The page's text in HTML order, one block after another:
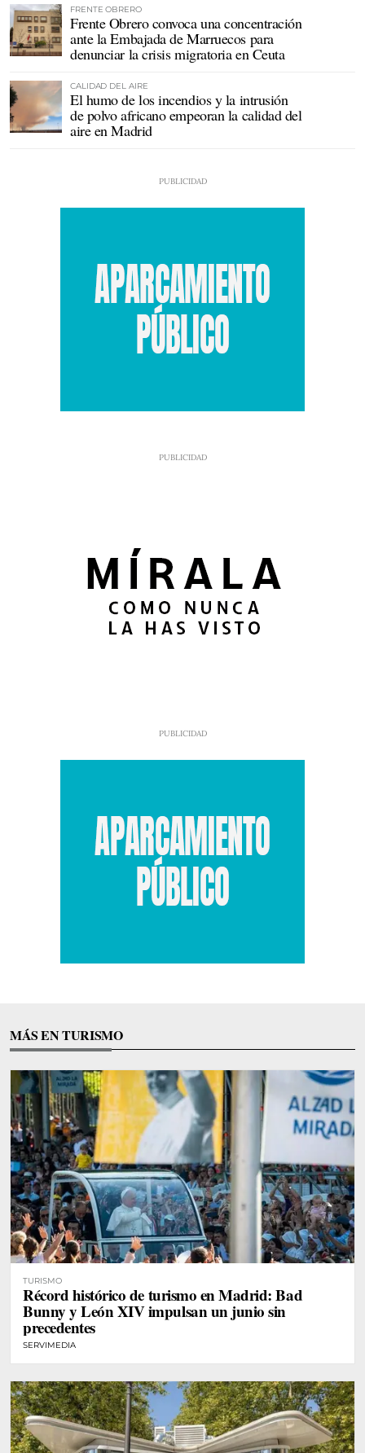
FRENTE OBRERO
Frente Obrero convoca una concentración
ante la Embajada de Marruecos para
denunciar la crisis migratoria en Ceuta
CALIDAD DEL AIRE
El humo de los incendios y la intrusión
de polvo africano empeoran la calidad del
aire en Madrid
MÁS EN TURISMO
TURISMO
Récord histórico de turismo en Madrid: Bad
Bunny y León XIV impulsan un junio sin
precedentes
SERVIMEDIA